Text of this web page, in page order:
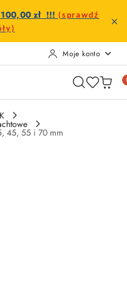
zł !!! (sprawdź
Moje konto
45, 55 i 70 mm